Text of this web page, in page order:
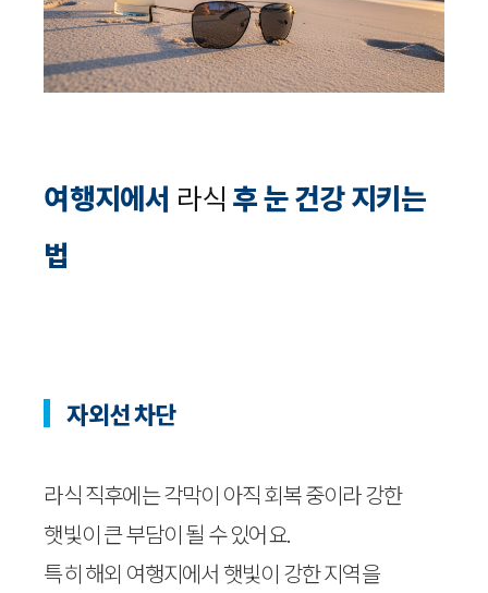
여행지에서 라식 후 눈 건강 지키는
법
자외선 차단
라식 직후에는 각막이 아직 회복 중이라 강한
햇빛이 큰 부담이 될 수 있어요.
특히 해외 여행지에서 햇빛이 강한 지역을